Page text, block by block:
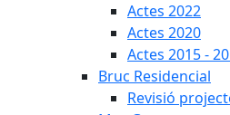
Actes 2022
Actes 2020
Actes 2015 -
Bruc Residencial
Revisió